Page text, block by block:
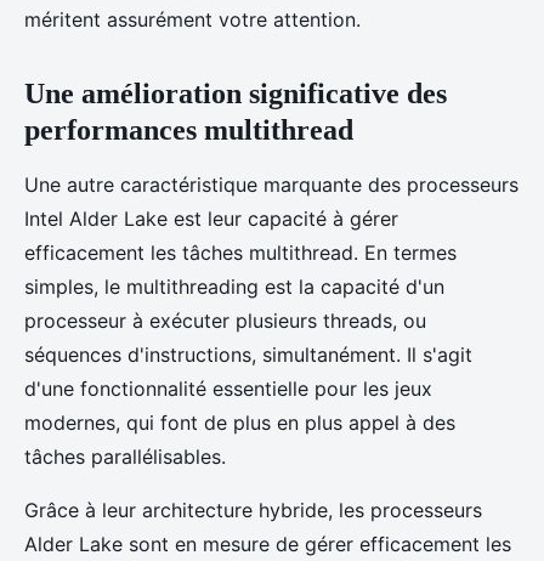
méritent assurément votre attention.
Une amélioration significative des
performances multithread
Une autre caractéristique marquante des processeurs
Intel Alder Lake est leur capacité à gérer
efficacement les tâches multithread. En termes
simples, le multithreading est la capacité d'un
processeur à exécuter plusieurs threads, ou
séquences d'instructions, simultanément. Il s'agit
d'une fonctionnalité essentielle pour les jeux
modernes, qui font de plus en plus appel à des
tâches parallélisables.
Grâce à leur architecture hybride, les processeurs
Alder Lake sont en mesure de gérer efficacement les